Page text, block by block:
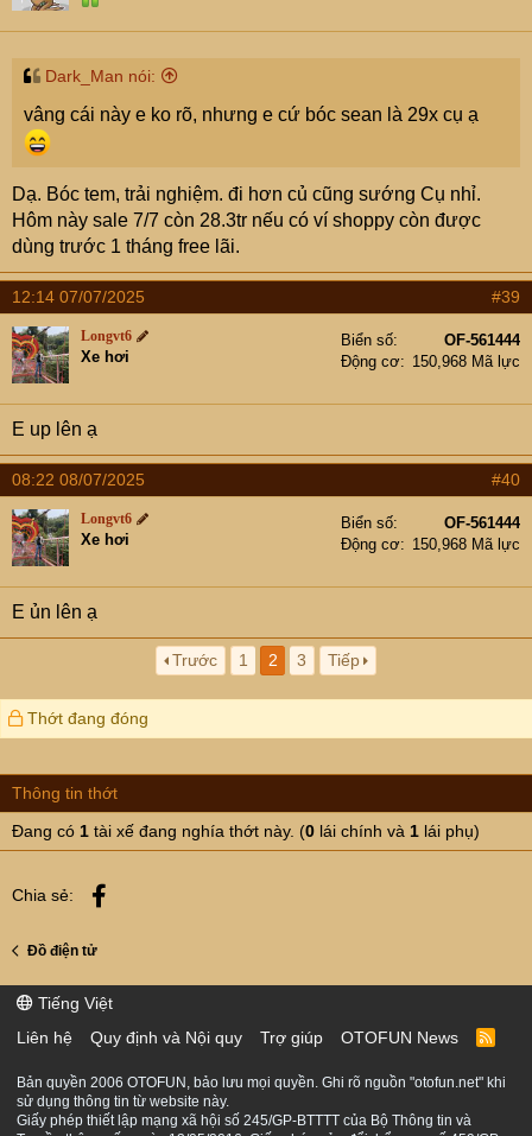
Dark_Man nói:
vâng cái này e ko rõ, nhưng e cứ bóc sean là 29x cụ ạ
Dạ. Bóc tem, trải nghiệm. đi hơn củ cũng sướng Cụ nhỉ.
Hôm này sale 7/7 còn 28.3tr nếu có ví shoppy còn được
dùng trước 1 tháng free lãi.
12:14 07/07/2025 #39
Longvt6
Xe hơi
Biển số
OF-561444
Động cơ
150,968 Mã lực
E up lên ạ
08:22 08/07/2025 #40
Longvt6
Xe hơi
Biển số
OF-561444
Động cơ
150,968 Mã lực
E ủn lên ạ
Trước 1 2 3 Tiếp
Thớt đang đóng
Thông tin thớt
Đang có 1 tài xế đang nghía thớt này. (0 lái chính và 1 lái phụ)
Chia sẻ:
Đồ điện tử
Tiếng Việt
Liên hệ
Quy định và Nội quy Trợ giúp OTOFUN News
R
S
Bản quyền 2006 OTOFUN, bảo lưu mọi quyền. Ghi rõ nguồn "otofun.net" khi
sử dụng thông tin từ website này.
Giấy phép thiết lập mạng xã hội số 245/GP-BTTTT của Bộ Thông tin và